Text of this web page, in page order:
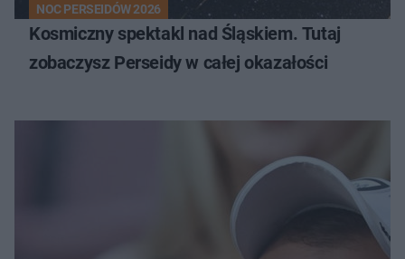
NOC PERSEIDÓW 2026
Kosmiczny spektakl nad Śląskiem. Tutaj
zobaczysz Perseidy w całej okazałości